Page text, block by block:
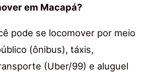
em Macapá?
pode se locomover por meio
(ônibus), táxis,
(Uber/99) e aluguel